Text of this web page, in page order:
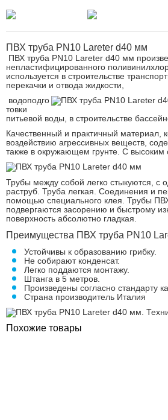
ПВХ труба PN10 Lareter d40 мм
ПВХ труба PN10 Lareter d40 мм
непластифицированного
используется в строительстве
перекачки и отвода жидкости,
водоподго
товки
питьевой воды, в строительстве
Качественный и практичный материал,
воздействию агрессивных веществ,
также в окружающем грунте. С высоким
Трубы между собой легко стыкуются, с
раструб. Труба легкая. Соединения и
помощью специального клея. Трубы
подвергаются засорению и быстрому
поверхность абсолютно гладкая.
Преимущества ПВХ труба PN10
Устойчивы к образованию грибку.
Не собирают конденсат.
Легко поддаются монтажу.
Штанга в 5 метров.
Произведены согласно стандарту
Страна производитель Италия
Похожие товары